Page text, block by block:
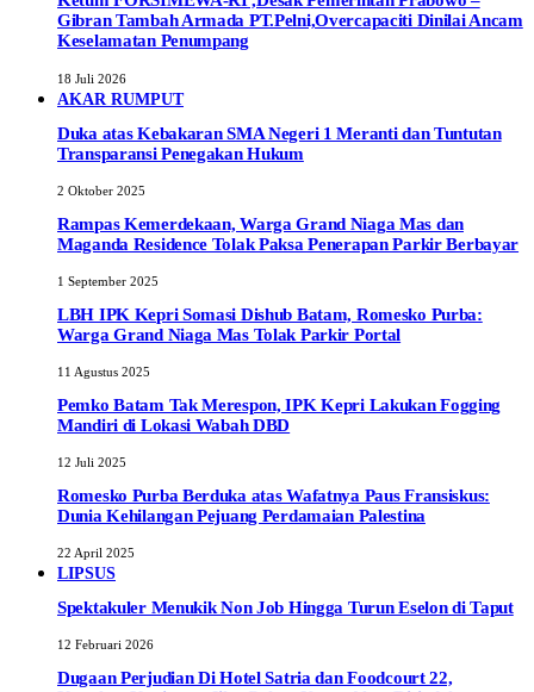
Gibran Tambah Armada PT.Pelni,Overcapaciti Dinilai Ancam
Keselamatan Penumpang
18 Juli 2026
AKAR RUMPUT
Duka atas Kebakaran SMA Negeri 1 Meranti dan Tuntutan
Transparansi Penegakan Hukum
2 Oktober 2025
Rampas Kemerdekaan, Warga Grand Niaga Mas dan
Maganda Residence Tolak Paksa Penerapan Parkir Berbayar
1 September 2025
LBH IPK Kepri Somasi Dishub Batam, Romesko Purba:
Warga Grand Niaga Mas Tolak Parkir Portal
11 Agustus 2025
Pemko Batam Tak Merespon, IPK Kepri Lakukan Fogging
Mandiri di Lokasi Wabah DBD
12 Juli 2025
Romesko Purba Berduka atas Wafatnya Paus Fransiskus:
Dunia Kehilangan Pejuang Perdamaian Palestina
22 April 2025
LIPSUS
Spektakuler Menukik Non Job Hingga Turun Eselon di Taput
12 Februari 2026
Dugaan Perjudian Di Hotel Satria dan Foodcourt 22,